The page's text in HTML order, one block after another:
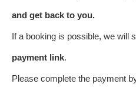
and get back to you.
If a booking is possible, we will
payment link.
Please complete the payment